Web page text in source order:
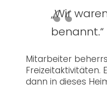
„Wir
benannt.“
Mitarbeiter
Freizeitaktivitäten.
dann in dieses